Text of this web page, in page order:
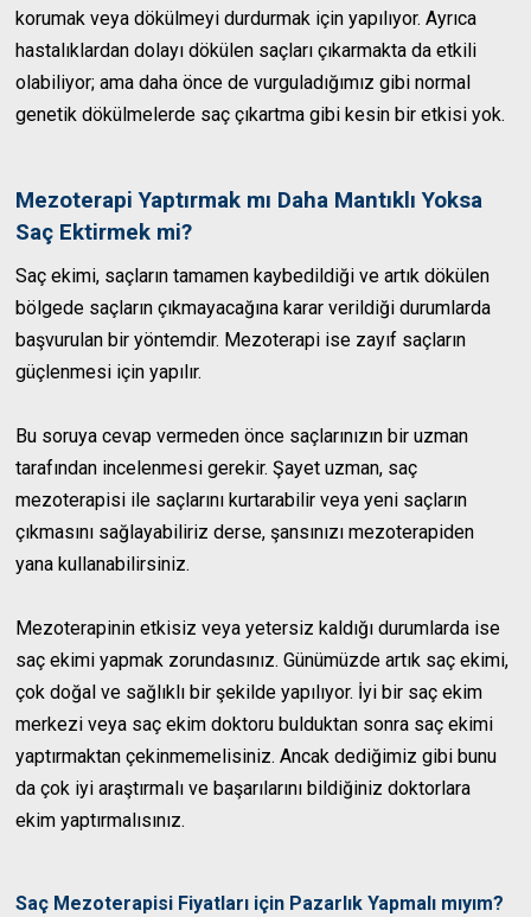
korumak veya dökülmeyi durdurmak için yapılıyor. Ayrıca
hastalıklardan dolayı dökülen saçları çıkarmakta da etkili
olabiliyor; ama daha önce de vurguladığımız gibi normal
genetik dökülmelerde saç çıkartma gibi kesin bir etkisi yok.
Mezoterapi Yaptırmak mı Daha Mantıklı Yoksa
Saç Ektirmek mi?
Saç ekimi, saçların tamamen kaybedildiği ve artık dökülen
bölgede saçların çıkmayacağına karar verildiği durumlarda
başvurulan bir yöntemdir. Mezoterapi ise zayıf saçların
güçlenmesi için yapılır.
Bu soruya cevap vermeden önce saçlarınızın bir uzman
tarafından incelenmesi gerekir. Şayet uzman, saç
mezoterapisi ile saçlarını kurtarabilir veya yeni saçların
çıkmasını sağlayabiliriz derse, şansınızı mezoterapiden
yana kullanabilirsiniz.
Mezoterapinin etkisiz veya yetersiz kaldığı durumlarda ise
saç ekimi yapmak zorundasınız. Günümüzde artık saç ekimi,
çok doğal ve sağlıklı bir şekilde yapılıyor. İyi bir saç ekim
merkezi veya saç ekim doktoru bulduktan sonra saç ekimi
yaptırmaktan çekinmemelisiniz. Ancak dediğimiz gibi bunu
da çok iyi araştırmalı ve başarılarını bildiğiniz doktorlara
ekim yaptırmalısınız.
Saç Mezoterapisi Fiyatları için Pazarlık Yapmalı mıyım?